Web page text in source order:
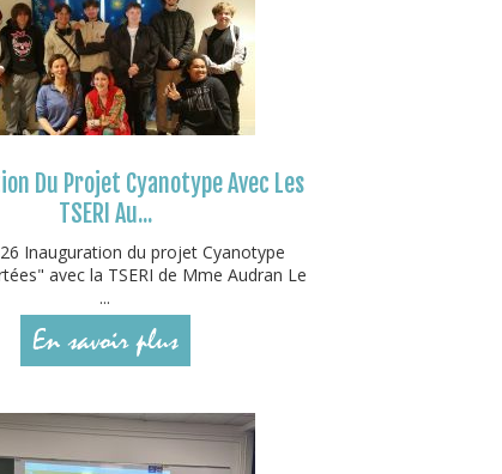
Du Projet Cyanotype Avec Les
TSERI Au...
Inauguration du projet Cyanotype
avec la TSERI de Mme Audran Le
...
En savoir plus